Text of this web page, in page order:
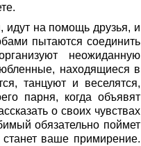
идут на помощь друзья, и
пытаются соединить
неожиданную
находящиеся в
танцуют и веселятся,
парня, когда объявят
о своих чувствах
обязательно поймет
ваше примирение.